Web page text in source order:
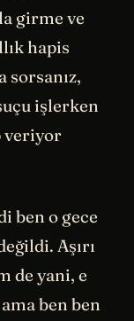
girme ve
hapis
sorsanız,
işlerken
veriyor
ben o gece
Aşırı
de yani, e
ben ben